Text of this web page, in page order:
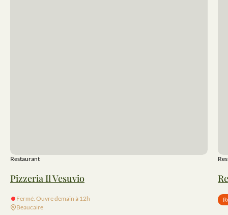
Pizzeria Il Vesuvio
Restaurant
Fermé. Ouvre demain à 12h
Beaucaire